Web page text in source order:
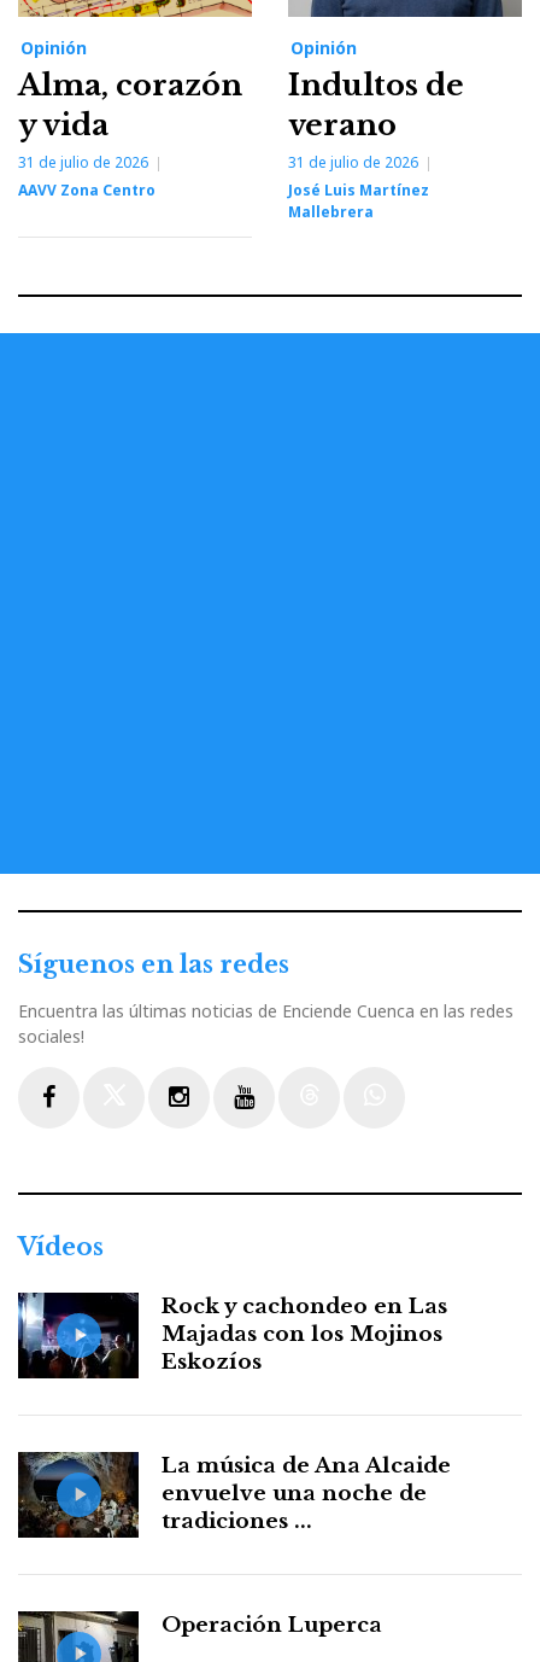
Opinión
Alma, corazón
y vida
31 de julio de 2026
AAVV Zona Centro
Opinión
Indultos de
verano
31 de julio de 2026
José Luis Martínez
Mallebrera
Síguenos en las redes
Encuentra las últimas noticias de Enciende Cuenca en las redes
sociales!
Vídeos
Rock y cachondeo en Las
Majadas con los Mojinos
Eskozíos
La música de Ana Alcaide
envuelve una noche de
tradiciones ...
Operación Luperca